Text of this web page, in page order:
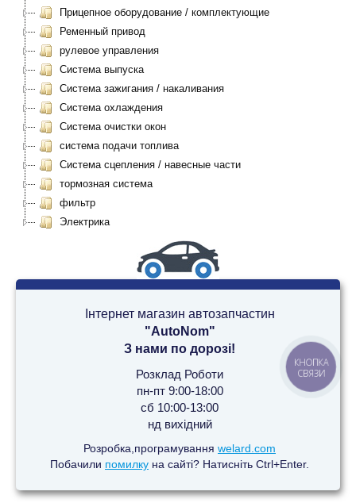
Прицепное оборудование / комплектующие
Ременный привод
рулевое управления
Система выпуска
Система зажигания / накаливания
Система охлаждения
Система очистки окон
система подачи топлива
Система сцепления / навесные части
тормозная система
фильтр
Электрика
Інтернет магазин автозапчастин
"AutoNom"
З нами по дорозі!
Розклад Роботи
пн-пт 9:00-18:00
сб 10:00-13:00
нд вихідний
Розробка,програмування welard.com
Побачили помилку на сайті? Натисніть Ctrl+Enter.
КНОПКА
СВЯЗИ